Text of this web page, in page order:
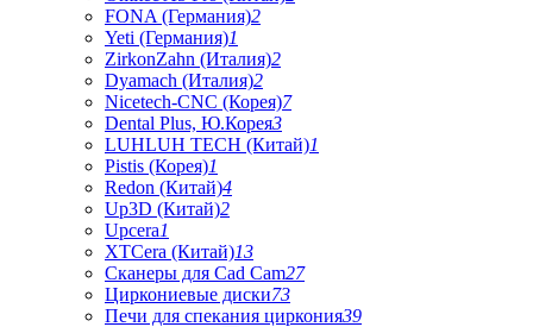
FONA (Германия)2
Yeti (Германия)1
ZirkonZahn (Италия)2
Dyamach (Италия)2
Nicetech-CNC (Корея)7
Dental Plus, Ю.Корея3
LUHLUH TECH (Китай)1
Pistis (Корея)1
Redon (Китай)4
Up3D (Китай)2
Upcera1
XTCera (Китай)13
Сканеры для Cad Cam27
Циркониевые диски73
Печи для спекания циркония39